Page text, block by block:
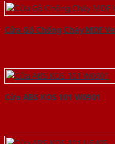
Cửa Gỗ Chống Cháy MDF
Cửa ABS KOS 101 W0901